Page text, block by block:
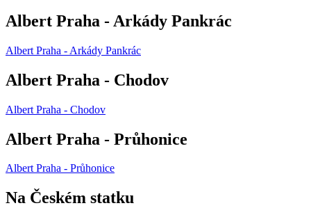
Albert Praha - Arkády Pankrác
Albert Praha - Arkády Pankrác
Albert Praha - Chodov
Albert Praha - Chodov
Albert Praha - Průhonice
Albert Praha - Průhonice
Na Českém statku